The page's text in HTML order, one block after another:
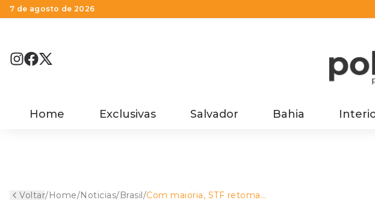
7 de agosto de 2026
Home Exclusivas Salvador Bahia
Voltar/Home/Noticias/Brasil/Com maioria, STF retoma